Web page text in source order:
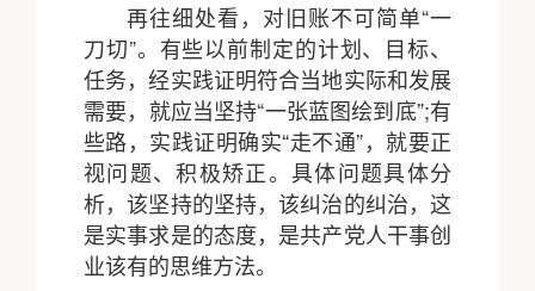
再往细处看，对旧账不可简单“一
刀切”。有些以前制定的计划、目标、
任务，经实践证明符合当地实际和发展
需要，就应当坚持“一张蓝图绘到底”;有
些路，实践证明确实“走不通”，就要正
视问题、积极矫正。具体问题具体分
析，该坚持的坚持，该纠治的纠治，这
是实事求是的态度，是共产党人干事创
业该有的思维方法。